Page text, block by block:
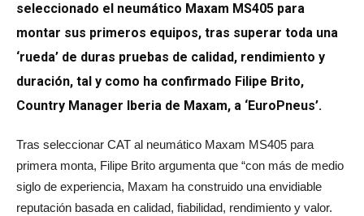
seleccionado el neumático Maxam MS405 para
montar sus primeros equipos, tras superar toda una
‘rueda’ de duras pruebas de calidad, rendimiento y
duración, tal y como ha confirmado Filipe Brito,
Country Manager Iberia de Maxam, a ‘EuroPneus’.
Tras seleccionar CAT al neumático Maxam MS405 para
primera monta, Filipe Brito argumenta que “con más de medio
siglo de experiencia, Maxam ha construido una envidiable
reputación basada en calidad, fiabilidad, rendimiento y valor.